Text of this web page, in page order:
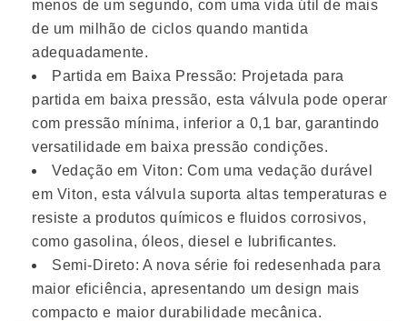
menos de um segundo, com uma vida útil de mais
de um milhão de ciclos quando mantida
adequadamente.
Partida em Baixa Pressão: Projetada para
partida em baixa pressão, esta válvula pode operar
com pressão mínima, inferior a 0,1 bar, garantindo
versatilidade em baixa pressão condições.
Vedação em Viton: Com uma vedação durável
em Viton, esta válvula suporta altas temperaturas e
resiste a produtos químicos e fluidos corrosivos,
como gasolina, óleos, diesel e lubrificantes.
Semi-Direto: A nova série foi redesenhada para
maior eficiência, apresentando um design mais
compacto e maior durabilidade mecânica.